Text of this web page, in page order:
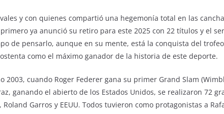
y con quienes compartió una hegemonía total en las
primero ya anunció su retiro para este 2025 con 22 títulos y el
de pensarlo, aunque en su mente, está la conquista del
como el máximo ganador de la historia de este deporte.
2003, cuando Roger Federer gana su primer Grand Slam
ganando el abierto de los Estados Unidos, se realizaron 72
Garros y EEUU. Todos tuvieron como protagonistas a